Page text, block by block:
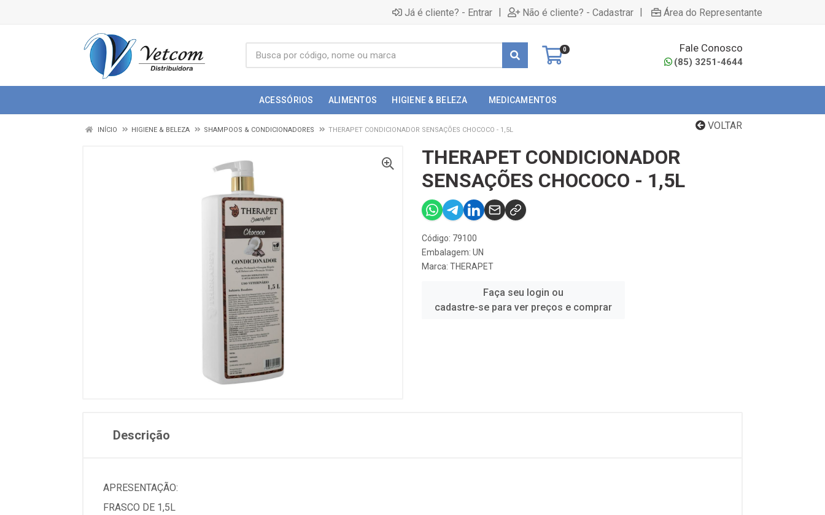
Já é cliente? - Entrar | Não é cliente? - Cadastrar | Área do Representante
0 Fale Conosco
(85) 3251-4644
ACESSÓRIOS ALIMENTOS HIGIENE & BELEZA MEDICAMENTOS
VOLTAR
INÍCIO HIGIENE & BELEZA SHAMPOOS & CONDICIONADORES THERAPET CONDICIONADOR SENSAÇÕES CHOCOCO - 1,5L
THERAPET CONDICIONADOR
SENSAÇÕES CHOCOCO - 1,5L
Código: 79100
Embalagem: UN
Marca: THERAPET
Faça seu login ou
cadastre-se para ver preços e comprar
Descrição
APRESENTAÇÃO:
FRASCO DE 1,5L